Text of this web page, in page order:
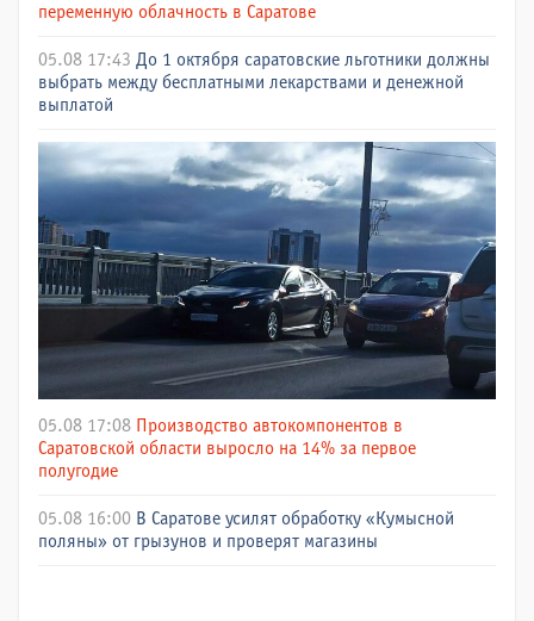
переменную облачность в Саратове
05.08 17:43 До 1 октября саратовские льготники должны
выбрать между бесплатными лекарствами и денежной
выплатой
05.08 17:08 Производство автокомпонентов в
Саратовской области выросло на 14% за первое
полугодие
05.08 16:00 В Саратове усилят обработку «Кумысной
поляны» от грызунов и проверят магазины